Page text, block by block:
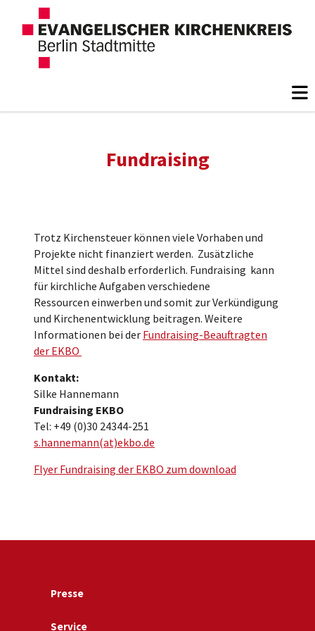
Fundraising
Trotz Kirchensteuer können viele Vorhaben und
Projekte nicht finanziert werden. Zusätzliche
Mittel sind deshalb erforderlich. Fundraising kann
für kirchliche Aufgaben verschiedene
Ressourcen einwerben und somit zur Verkündigung
und Kirchenentwicklung beitragen. Weitere
Informationen bei der Fundraising-Beauftragten
der EKBO
Kontakt:
Silke Hannemann
Fundraising EKBO
Tel: +49 (0)30 24344-251
s.hannemann(at)ekbo.de
Flyer Fundraising der EKBO zum download
Presse
Service